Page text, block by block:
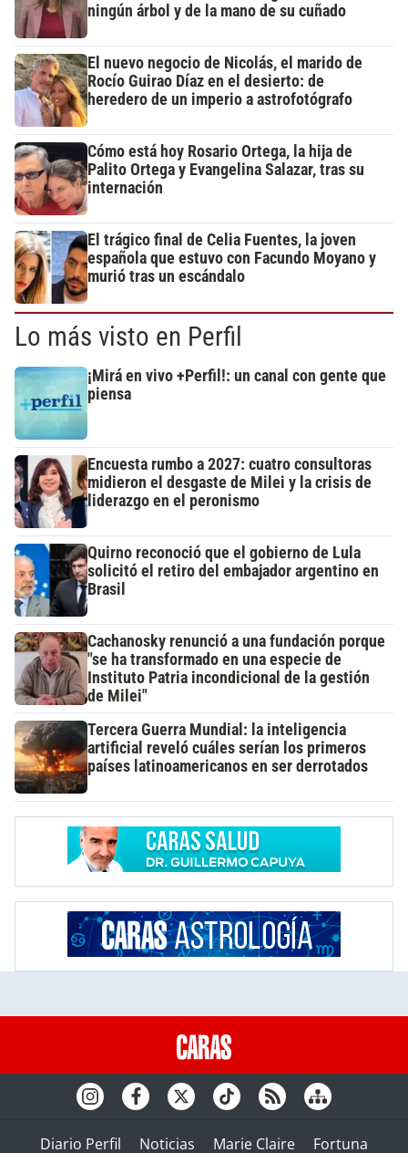
ningún árbol y de la mano de su cuñado
El nuevo negocio de Nicolás, el marido de
Rocío Guirao Díaz en el desierto: de
heredero de un imperio a astrofotógrafo
Cómo está hoy Rosario Ortega, la hija de
Palito Ortega y Evangelina Salazar, tras su
internación
El trágico final de Celia Fuentes, la joven
española que estuvo con Facundo Moyano y
murió tras un escándalo
Lo más visto en Perfil
¡Mirá en vivo +Perfil!: un canal con gente que
piensa
Encuesta rumbo a 2027: cuatro consultoras
midieron el desgaste de Milei y la crisis de
liderazgo en el peronismo
Quirno reconoció que el gobierno de Lula
solicitó el retiro del embajador argentino en
Brasil
Cachanosky renunció a una fundación porque
"se ha transformado en una especie de
Instituto Patria incondicional de la gestión
de Milei"
Tercera Guerra Mundial: la inteligencia
artificial reveló cuáles serían los primeros
países latinoamericanos en ser derrotados
Diario Perfil Noticias Marie Claire Fortuna